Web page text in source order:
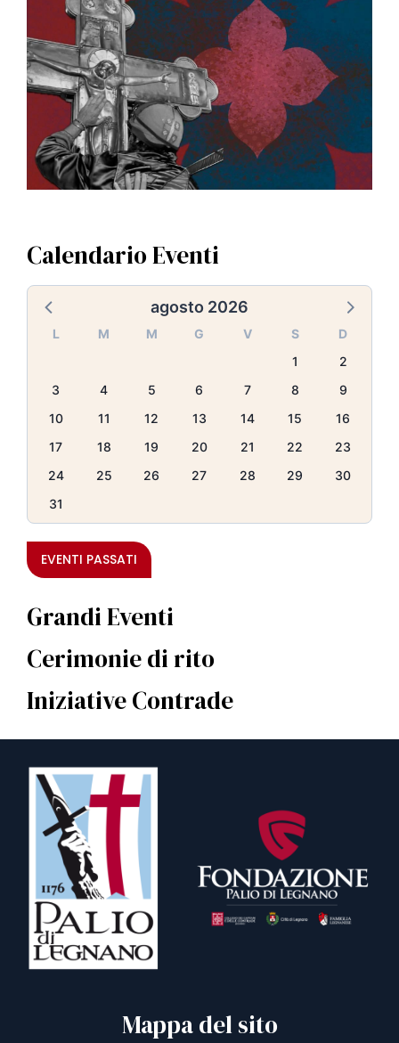
Calendario Eventi
agosto 2026
L M M G V S
D
1
2
3
4 5 6 7 8
9
10
11 12 13 14 15
16
17
18 19 20 21 22
23
24
25 26 27 28 29
30
31
EVENTI PASSATI
Grandi Eventi
Cerimonie di rito
Iniziative Contrade
Mappa del sito